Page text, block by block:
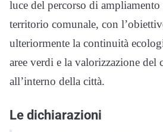
luce del percorso di ampliamento
territorio comunale, con
ulteriormente la continuità
aree verdi e la valorizzazione
all’interno della città.
Le dichiarazioni